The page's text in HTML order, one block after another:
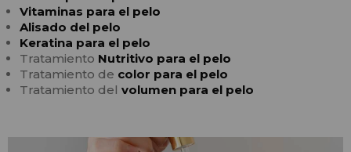
Vitaminas para el pelo
Alisado del pelo
Keratina para el pelo
Tratamiento Nutritivo para el pelo
Tratamiento de color para el pelo
Tratamiento del volumen para el pelo